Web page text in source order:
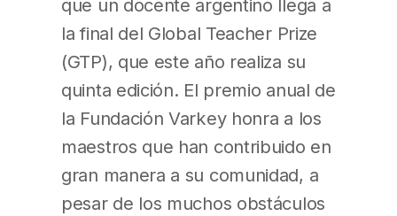
que un docente argentino llega a
la final del Global Teacher Prize
(GTP), que este año realiza su
quinta edición. El premio anual de
la Fundación Varkey honra a los
maestros que han contribuido en
gran manera a su comunidad, a
pesar de los muchos obstáculos